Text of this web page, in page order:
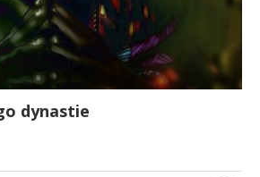
dynastie